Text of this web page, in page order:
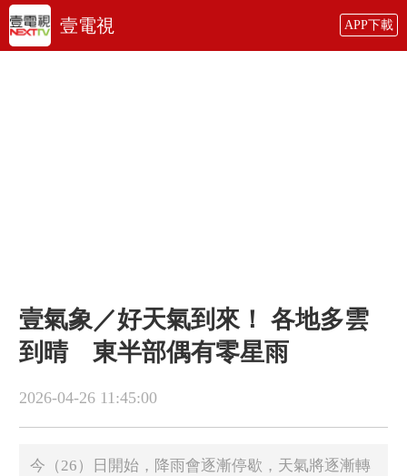
壹電視 APP下載
壹氣象／好天氣到來！ 各地多雲
到晴 東半部偶有零星雨
2026-04-26 11:45:00
今（26）日開始，降雨會逐漸停歇，天氣將逐漸轉